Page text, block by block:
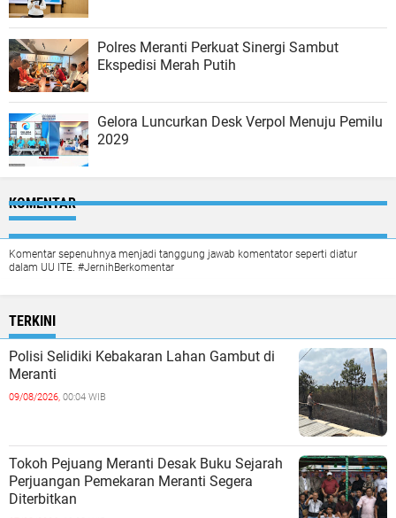
Polres Meranti Perkuat Sinergi Sambut
Ekspedisi Merah Putih
Gelora Luncurkan Desk Verpol Menuju Pemilu
2029
KOMENTAR
Komentar sepenuhnya menjadi tanggung jawab komentator seperti diatur
dalam UU ITE. #JernihBerkomentar
TERKINI
Polisi Selidiki Kebakaran Lahan Gambut di
Meranti
09/08/2026, 00:04 WIB
Tokoh Pejuang Meranti Desak Buku Sejarah
Perjuangan Pemekaran Meranti Segera
Diterbitkan